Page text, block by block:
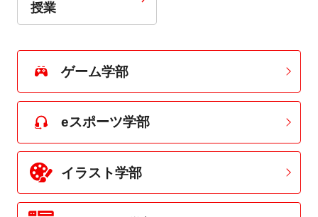
授業
ゲーム学部
eスポーツ学部
イラスト学部